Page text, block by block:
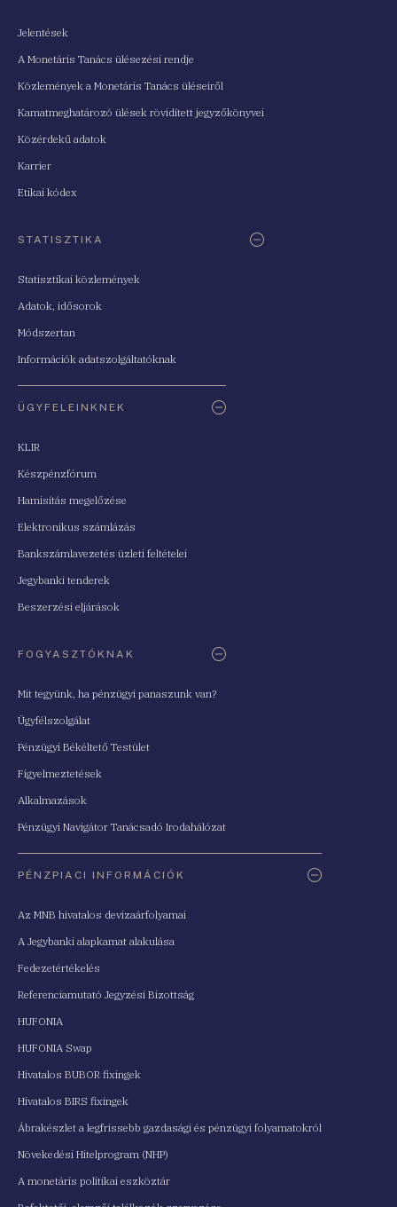
Jelentések
A Monetáris Tanács ülésezési rendje
Közlemények a Monetáris Tanács üléseiről
Kamatmeghatározó ülések rövidített jegyzőkönyvei
Közérdekű adatok
Karrier
Etikai kódex
STATISZTIKA
Statisztikai közlemények
Adatok, idősorok
Módszertan
Információk adatszolgáltatóknak
ÜGYFELEINKNEK
KLIR
Készpénzfórum
Hamisítás megelőzése
Elektronikus számlázás
Bankszámlavezetés üzleti feltételei
Jegybanki tenderek
Beszerzési eljárások
FOGYASZTÓKNAK
Mit tegyünk, ha pénzügyi panaszunk van?
Ügyfélszolgálat
Pénzügyi Békéltető Testület
Figyelmeztetések
Alkalmazások
Pénzügyi Navigátor Tanácsadó Irodahálózat
PÉNZPIACI INFORMÁCIÓK
Az MNB hivatalos devizaárfolyamai
A Jegybanki alapkamat alakulása
Fedezetértékelés
Referenciamutató Jegyzési Bizottság
HUFONIA
HUFONIA Swap
Hivatalos BUBOR fixingek
Hivatalos BIRS fixingek
Ábrakészlet a legfrissebb gazdasági és pénzügyi folyamatokról
Növekedési Hitelprogram (NHP)
A monetáris politikai eszköztár